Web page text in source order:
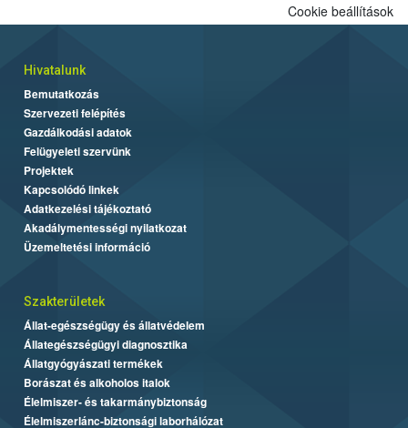
Cookie beállítások
Hivatalunk
Bemutatkozás
Szervezeti felépítés
Gazdálkodási adatok
Felügyeleti szervünk
Projektek
Kapcsolódó linkek
Adatkezelési tájékoztató
Akadálymentességi nyilatkozat
Üzemeltetési információ
Szakterületek
Állat-egészségügy és állatvédelem
Állategészségügyi diagnosztika
Állatgyógyászati termékek
Borászat és alkoholos italok
Élelmiszer- és takarmánybiztonság
Élelmiszerlánc-biztonsági laborhálózat